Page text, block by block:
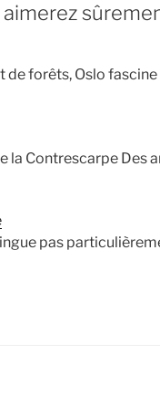
forêts, Oslo
la Contrescarpe Des
pas